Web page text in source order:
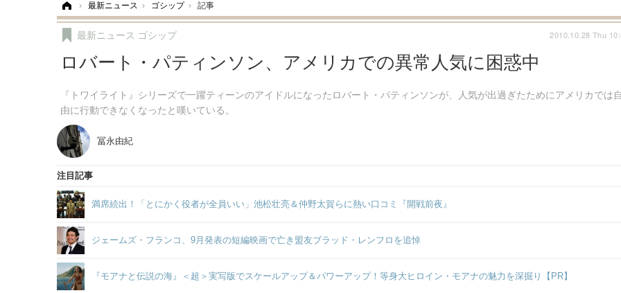
› 最新ニュース › ゴシップ › 記事
ロバート・パティンソン、アメリカでの異常人気に困惑中
『トワイライト』シリーズで一躍ティーンのアイドルになったロバート・パティンソンが、人気が出過ぎたためにアメリカでは自
由に行動できなくなったと嘆いている。
最新ニュース ゴシップ 2010.10.28 Thu
冨永由紀
注目記事
満席続出！「とにかく役者が全員いい」池松壮亮＆仲野太賀らに熱い口コミ『開戦前夜』
ジェームズ・フランコ、9月発表の短編映画で亡き盟友ブラッド・レンフロを追悼
『モアナと伝説の海』＜超＞実写版でスケールアップ＆パワーアップ！等身大ヒロイン・モアナの魅力を深掘り【PR】